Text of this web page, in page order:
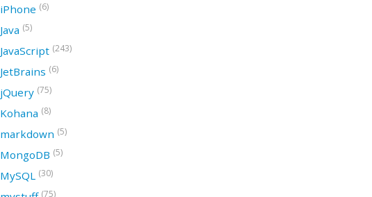
iPhone (6)
Java (5)
JavaScript (243)
JetBrains (6)
jQuery (75)
Kohana (8)
markdown (5)
MongoDB (5)
MySQL (30)
(75)